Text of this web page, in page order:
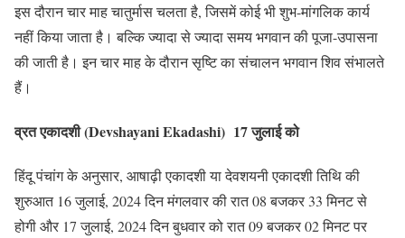
इस दौरान चार माह चातुर्मास चलता है, जिसमें कोई भी शुभ-मांगलिक कार्य
नहीं किया जाता है। बल्कि ज्यादा से ज्यादा समय भगवान की पूजा-उपासना
की जाती है। इन चार माह के दौरान सृष्टि का संचालन भगवान शिव संभालते
हैं।
व्रत एकादशी (Devshayani Ekadashi) 17 जुलाई को
हिंदू पंचांग के अनुसार, आषाढ़ी एकादशी या देवशयनी एकादशी तिथि की
शुरुआत 16 जुलाई, 2024 दिन मंगलवार की रात 08 बजकर 33 मिनट से
होगी और 17 जुलाई, 2024 दिन बुधवार को रात 09 बजकर 02 मिनट पर